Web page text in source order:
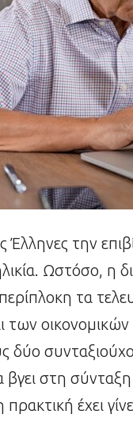
Έλληνες την
Ωστόσο, η
τα
των
βγει στη
έχει